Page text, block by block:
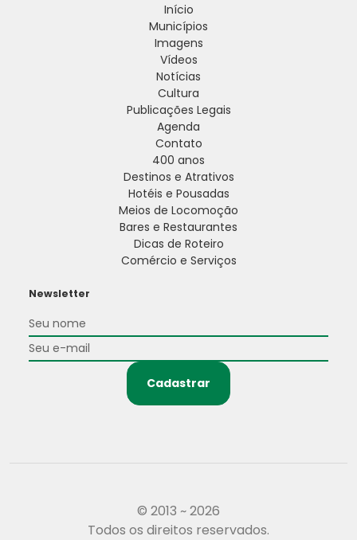
Início
Municípios
Imagens
Vídeos
Notícias
Cultura
Publicações Legais
Agenda
Contato
400 anos
Destinos e Atrativos
Hotéis e Pousadas
Meios de Locomoção
Bares e Restaurantes
Dicas de Roteiro
Comércio e Serviços
Newsletter
Cadastrar
© 2013 ~ 2026
Todos os direitos reservados.